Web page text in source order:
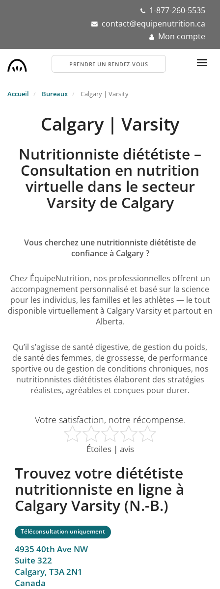
1-877-260-5535
contact@equipenutrition.ca
Mon compte
PRENDRE UN RENDEZ-VOUS
Accueil Bureaux Calgary | Varsity
Calgary | Varsity
Nutritionniste diététiste –
Consultation en nutrition
virtuelle dans le secteur
Varsity de Calgary
Vous cherchez une nutritionniste diététiste de
confiance à Calgary ?
Chez ÉquipeNutrition, nos professionnelles offrent un
accompagnement personnalisé et basé sur la science
pour les individus, les familles et les athlètes — le tout
disponible virtuellement à Calgary Varsity et partout en
Alberta.
Qu’il s’agisse de santé digestive, de gestion du poids,
de santé des femmes, de grossesse, de performance
sportive ou de gestion de conditions chroniques, nos
nutritionnistes diététistes élaborent des stratégies
réalistes, agréables et conçues pour durer.
Votre satisfaction, notre récompense.
Étoiles | avis
Trouvez votre diététiste
nutritionniste en ligne à
Calgary Varsity (N.-B.)
Téléconsultation uniquement
4935 40th Ave NW
Suite 322
Calgary, T3A 2N1
Canada